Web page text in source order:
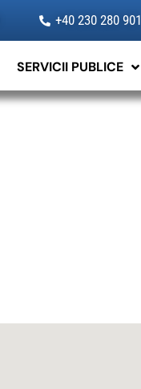
+40 230 280 901
SERVICII PUBLICE